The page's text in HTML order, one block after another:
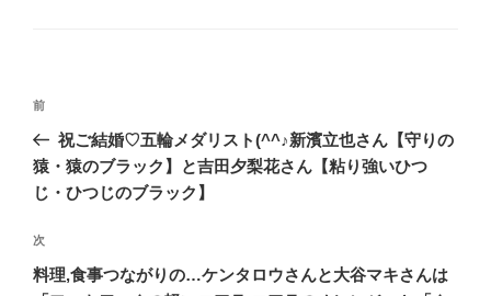
投
ナ
ビ
ー
シ
前
の
投
稿
前
祝ご結婚♡五輪メダリスト(^^♪新濱立也さん【守りの
猿・猿のブラック】と吉田夕梨花さん【粘り強いひつ
じ・ひつじのブラック】
次
の
次
料理,食事つながりの…ケンタロウさんと大谷マキさんは